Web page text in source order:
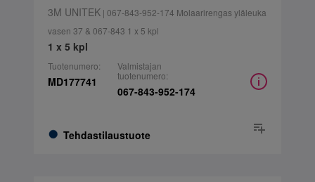
3M UNITEK| 067-843-952-174 Molaarirengas yläleuka
vasen 37 & 067-843 1 x 5 kpl
1 x 5 kpl
Tuotenumero:
MD177741
Tehdastilaustuote
Valmistajan
tuotenumero:
067-843-952-174